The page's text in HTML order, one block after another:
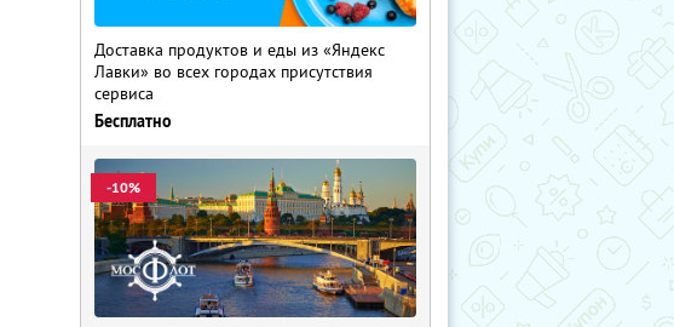
Доставка продуктов и еды из «Яндекс
Лавки» во всех городах присутствия
сервиса
Бесплатно
-10%